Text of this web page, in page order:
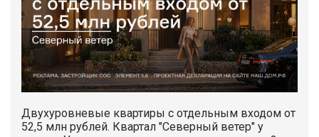
Двухуровневые квартиры с отдельным входом от
52,5 млн рублей. Квартал "Северный ветер" у